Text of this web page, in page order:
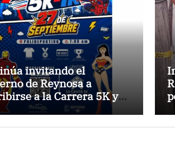
invitando el
de Reynosa a
a la Carrera 5K y
Héroes